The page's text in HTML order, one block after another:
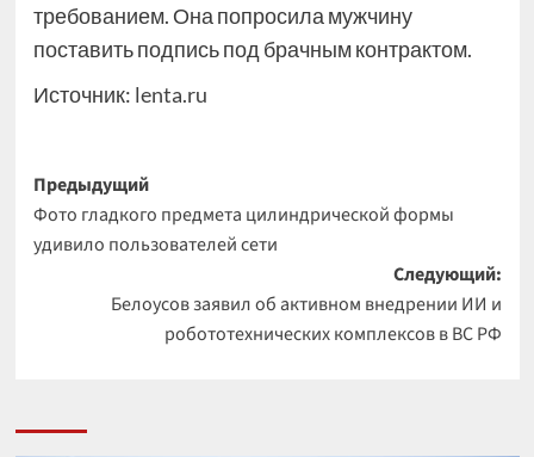
требованием. Она попросила мужчину
поставить подпись под брачным контрактом.
Источник: lenta.ru
Навигация
записи
Предыдущий
Фото гладкого предмета цилиндрической формы
удивило пользователей сети
Следующий:
Белоусов заявил об активном внедрении ИИ и
робототехнических комплексов в ВС РФ